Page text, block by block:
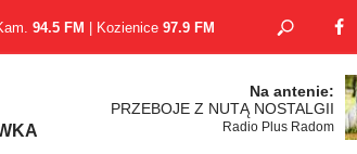
94.5 FM | Kozienice 97.9 FM
Na antenie:
PRZEBOJE Z NUTĄ NOSTALGII
Radio Plus Radom